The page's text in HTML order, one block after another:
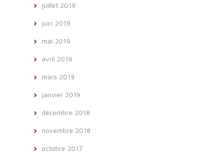
juillet 2019
juin 2019
mai 2019
avril 2019
mars 2019
janvier 2019
décembre 2018
novembre 2018
octobre 2017